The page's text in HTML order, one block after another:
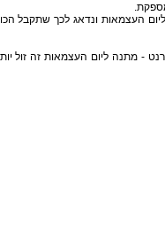
העצמאות ונדאג לכך שתקבל
- מתנה ליום העצמאות זה זול